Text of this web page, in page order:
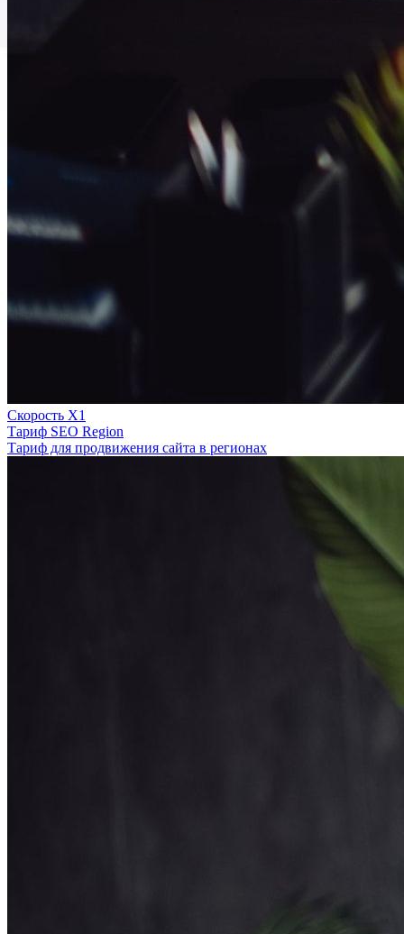
Скорость Х1
Тариф SEO Region
Тариф для продвижения сайта в регионах